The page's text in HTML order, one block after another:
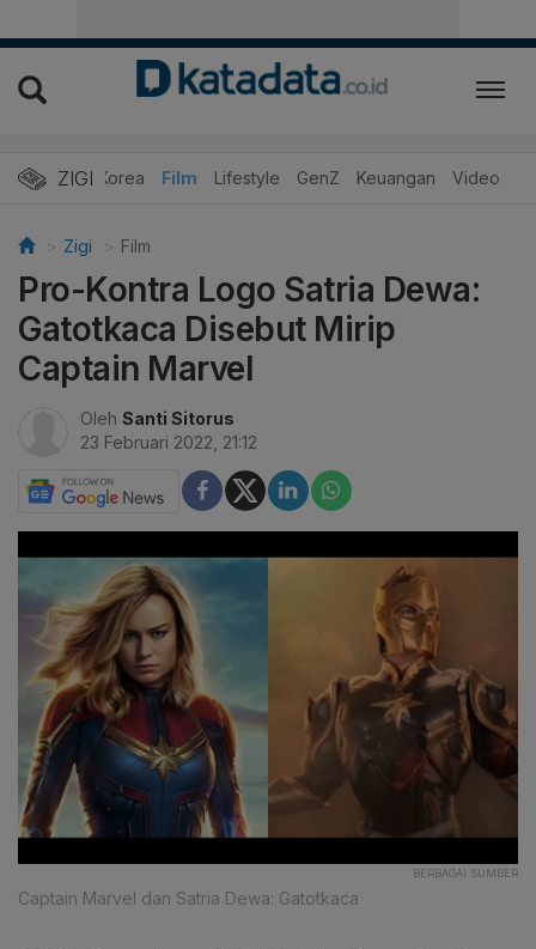
ZIGI
Hits Korea Film Lifestyle GenZ Keuangan Video
Zigi Film
Pro-Kontra Logo Satria Dewa:
Gatotkaca Disebut Mirip
Captain Marvel
Oleh Santi Sitorus
23 Februari 2022, 21:12
BERBAGAI SUMBER
Captain Marvel dan Satria Dewa: Gatotkaca